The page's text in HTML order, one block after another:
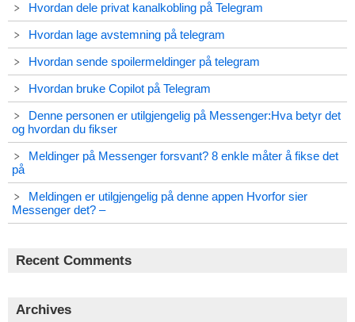
Hvordan dele privat kanalkobling på Telegram
Hvordan lage avstemning på telegram
Hvordan sende spoilermeldinger på telegram
Hvordan bruke Copilot på Telegram
Denne personen er utilgjengelig på Messenger:Hva betyr det
og hvordan du fikser
Meldinger på Messenger forsvant? 8 enkle måter å fikse det
på
Meldingen er utilgjengelig på denne appen Hvorfor sier
Messenger det? –
Recent Comments
Archives